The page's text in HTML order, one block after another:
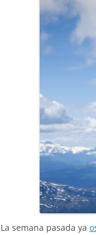
La semana pasada ya